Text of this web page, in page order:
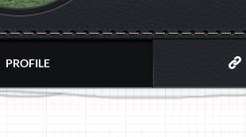
PROFILE